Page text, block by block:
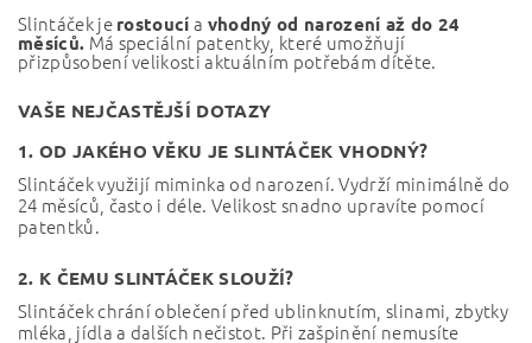
Slintáček je rostoucí a vhodný od narození až do 24
měsíců. Má speciální patentky, které umožňují
přizpůsobení velikosti aktuálním potřebám dítěte.
VAŠE NEJČASTĚJŠÍ DOTAZY
1. OD JAKÉHO VĚKU JE SLINTÁČEK VHODNÝ?
Slintáček využijí miminka od narození. Vydrží minimálně do
24 měsíců, často i déle. Velikost snadno upravíte pomocí
patentků.
2. K ČEMU SLINTÁČEK SLOUŽÍ?
Slintáček chrání oblečení před ublinknutím, slinami, zbytky
mléka, jídla a dalších nečistot. Při zašpinění nemusíte